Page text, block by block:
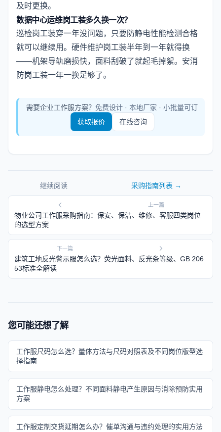
及时更换。
数据中心运维岗工装多久换一次？
巡检岗工装穿一年没问题，只要防静电性能检测合格
就可以继续用。硬件维护岗工装半年到一年就得换
——机架导轨磨损快，面料刮破了就起毛掉絮。安消
防岗工装一年一换足够了。
需要企业工作服方案？ 免费设计 · 本地厂家 · 小批量可订
获取报价
在线咨询
继续阅读 采购指南列表 →
上一篇
物业公司工作服采购指南：保安、保洁、维修、客服四类岗位
的选型方案
下一篇
建筑工地反光警示服怎么选？荧光面料、反光条等级、GB 206
53标准全解读
您可能还想了解
工作服尺码怎么选？量体方法与尺码对照表及不同岗位版型选
择指南
工作服静电怎么处理？不同面料静电产生原因与消除预防实用
方案
工作服定制交货延期怎么办？催单沟通与违约处理的实用方法